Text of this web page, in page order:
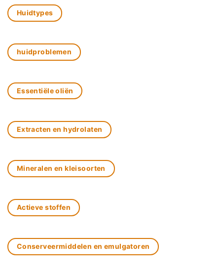
Huidtypes
huidproblemen
Essentiële oliën
Extracten en hydrolaten
Mineralen en kleisoorten
Actieve stoffen
Conserveermiddelen en emulgatoren